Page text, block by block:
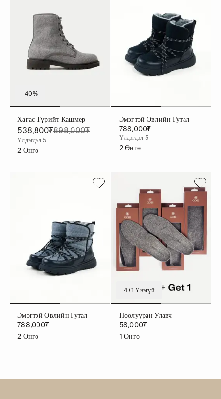
-40%
Хагас Түрийт Кашмер
538,800₮898,000₮
Үлдэгдэл 5
2 Өнгө
Эмэгтэй Өвлийн Гутал
788,000₮
Үлдэгдэл 5
2Өнгө
Эмэгтэй Өвлийн Гутал
788,000₮
2 Өнгө
4+1 Үнэгүй
Ноолууран Улавч
58,000₮
1 Өнгө